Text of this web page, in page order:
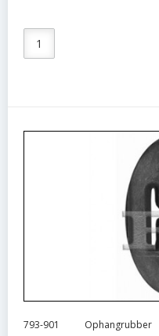
793-901 Ophangrubber